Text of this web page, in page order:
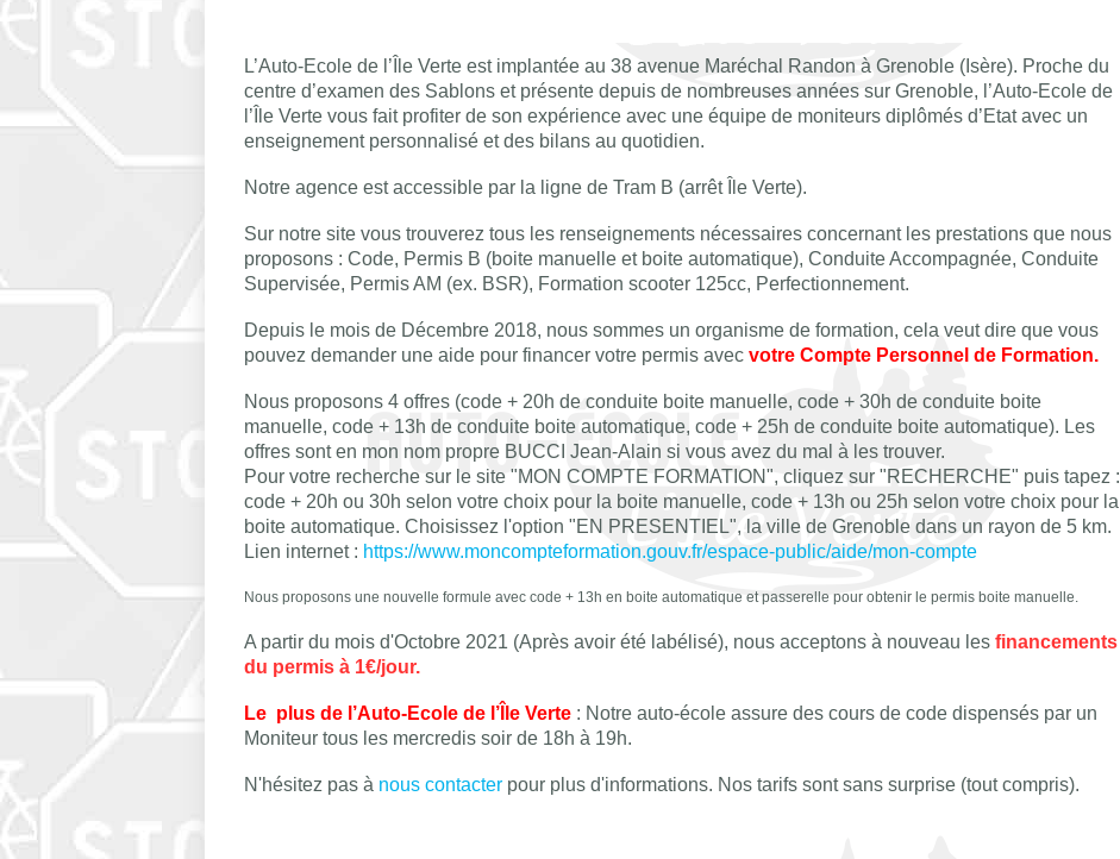
L’Auto-Ecole de l’Île Verte est implantée au 38 avenue Maréchal Randon à Grenoble (Isère). Proche du
centre d’examen des Sablons et présente depuis de nombreuses années sur Grenoble, l’Auto-Ecole de
l’Île Verte vous fait profiter de son expérience avec une équipe de moniteurs diplômés d’Etat avec un
enseignement personnalisé et des bilans au quotidien.
Notre agence est accessible par la ligne de Tram B (arrêt Île Verte).
Sur notre site vous trouverez tous les renseignements nécessaires concernant les prestations que nous
proposons : Code, Permis B (boite manuelle et boite automatique), Conduite Accompagnée, Conduite
Supervisée, Permis AM (ex. BSR), Formation scooter 125cc, Perfectionnement.
Depuis le mois de Décembre 2018, nous sommes un organisme de formation, cela veut dire que vous
pouvez demander une aide pour financer votre permis avecvotre Compte Personnel de Formation.
Nous proposons 4 offres (code + 20h de conduite boite manuelle, code + 30h de conduite boite
manuelle, code + 13h de conduite boite automatique, code + 25h de conduite boite automatique). Les
offres sont en mon nom propre BUCCI Jean-Alain si vous avez du mal à les trouver.
Pour votre recherche sur le site "MON COMPTE FORMATION", cliquez sur "RECHERCHE" puis tapez :
code + 20h ou 30h selon votre choix pour la boite manuelle, code + 13h ou 25h selon votre choix pour la
boite automatique. Choisissez l'option "EN PRESENTIEL", la ville de Grenoble dans un rayon de 5 km.
Lien internet : https://www.moncompteformation.gouv.fr/espace-public/aide/mon-compte
Nous proposons une nouvelle formule avec code + 13h en boite automatique et passerelle pour obtenir le permis boite manuelle.
A partir du mois d'Octobre 2021 (Après avoir été labélisé), nous acceptons à nouveau lesfinancements
du permis à 1€/jour.
Le plus de l’Auto-Ecole de l’Île Verte : Notre auto-école assure des cours de code dispensés par un
Moniteur tous les mercredis soir de 18h à 19h.
N'hésitez pas à nous contacter pour plus d'informations. Nos tarifs sont sans surprise (tout compris).